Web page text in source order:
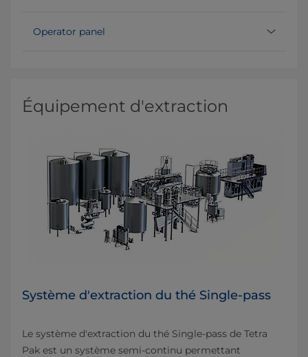
Operator panel
Équipement d'extraction
Système d'extraction du thé Single-pass
Le système d'extraction du thé Single-pass de Tetra
Pak est un système semi-continu permettant